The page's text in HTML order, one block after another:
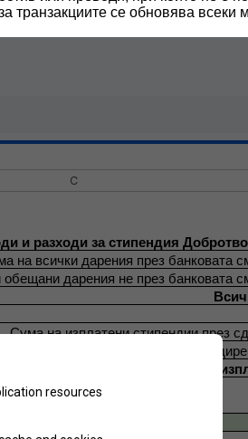
транзакциите се обновява всеки